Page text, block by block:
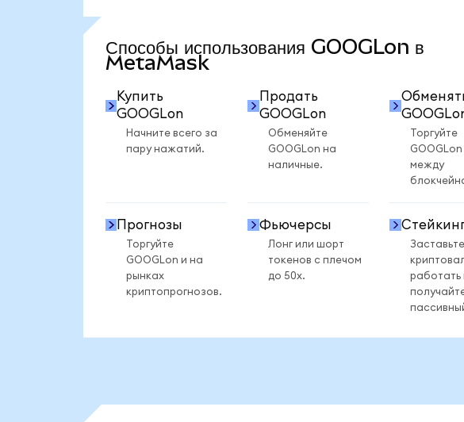
Способы использования GOOGLon в
MetaMask
Купить
GOOGLon
Начните всего за
пару нажатий.
Продать
GOOGLon
Обменяйте
GOOGLon на
наличные.
Торгуйте
GOOGLon
между
Прогнозы
Торгуйте
GOOGLon и на
рынках
криптопрогнозов.
Фьючерсы
Лонг или шорт
токенов с плечом
до 50x.
работать